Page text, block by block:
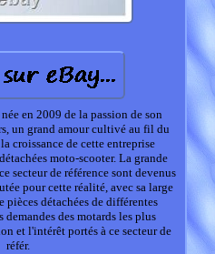
en 2009 de la passion de son
un grand amour cultivé au fil du
croissance de cette entreprise
moto-scooter. La grande
secteur de référence sont devenus
pour cette réalité, avec sa large
pièces détachées de différentes
des motards les plus
et l'intérêt portés à ce secteur de
référ.